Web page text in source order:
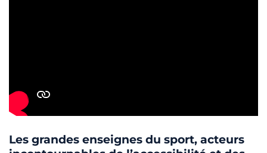
Les grandes enseignes du sport, acteurs